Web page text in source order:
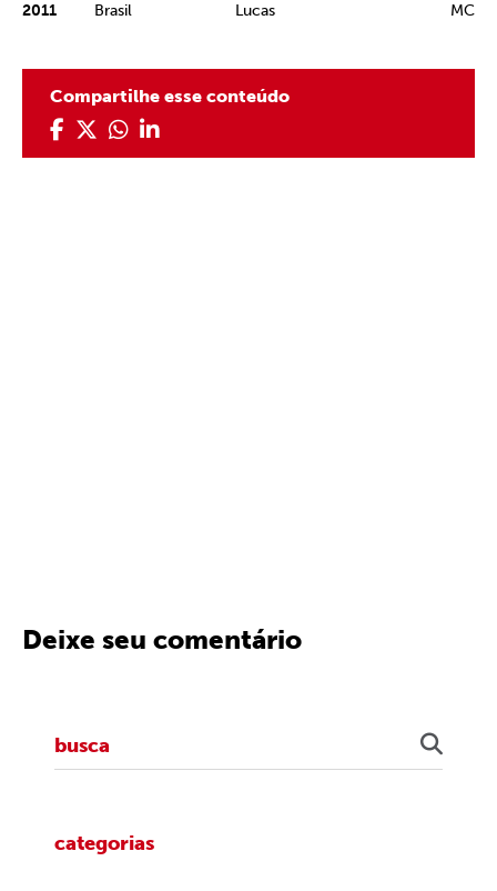
2011
Brasil Lucas MC
Compartilhe esse conteúdo
Deixe seu comentário
categorias